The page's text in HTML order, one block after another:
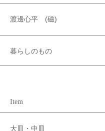
渡邊心平 (磁)
暮らしのもの
Item
大皿・中皿